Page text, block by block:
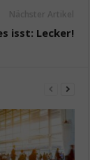
isst: Lecker!